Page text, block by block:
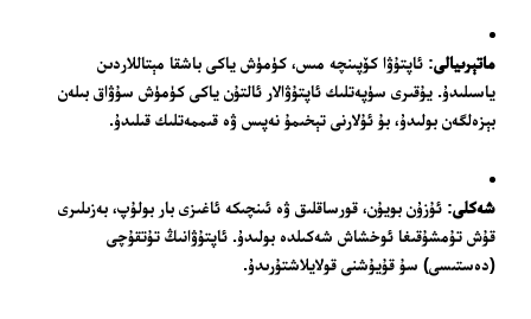
ماتېرىيالى: ئاپتۇۋا كۆپىنچە مىس، كۈمۈش ياكى باشقا مېتاللاردىن
ياسىلىدۇ. يۇقىرى سۈپەتلىك ئاپتۇۋالار ئالتۇن ياكى كۈمۈش سۇۋاق بىلەن
بېزەلگەن بولىدۇ، بۇ ئۇلارنى تېخىمۇ نەپىس ۋە قىممەتلىك قىلىدۇ.
شەكلى: ئۇزۇن بويۇن، قورساقلىق ۋە ئىنچىكە ئاغىزى بار بولۇپ، بەزىلىرى
قۇش تۇمشۇقىغا ئوخشاش شەكىلدە بولىدۇ. ئاپتۇۋانىڭ تۇتقۇچى
(دەستىسى) سۇ قۇيۇشنى قولايلاشتۇرىدۇ.